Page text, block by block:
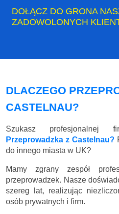
DOŁĄCZ DO GRONA
ZADOWOLONYCH
DLACZEGO
CASTELNAU?
Szukasz profesjonalnej
Przeprowadzka z Castelnau?
do innego miasta w UK?
Mamy zgrany zespół
przeprowadzek. Nasze
szereg lat, realizując
osób prywatnych i firm.